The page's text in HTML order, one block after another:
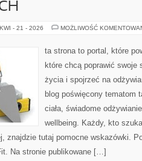
KWI - 21 - 2026 MOŻLIWOŚĆ
ta strona to portal, które
które chcą poprawić
życia i spojrzeć na
blog poświęcony tematom
ciała, świadome
wellbeing. Każdy, kto
znajdzie tutaj pomocne wskazówki.
Na stronie publikowane […]